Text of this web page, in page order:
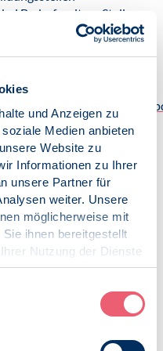
und Anzeigen zu
Medien anbieten
Website zu
Informationen zu Ihrer
unsere Partner für
weiter. Unsere
möglicherweise mit
ihnen bereitgestellt
Nutzung der Dienste
Bedarf weitere Stellen
Psychotherapeuten in